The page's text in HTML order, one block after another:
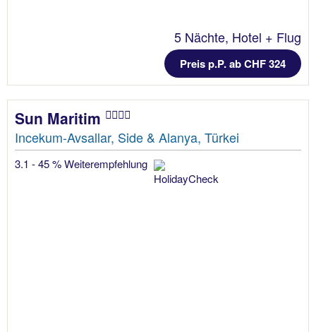
5 Nächte, Hotel + Flug
Preis p.P. ab CHF 324
Sun Maritim
Incekum-Avsallar, Side & Alanya, Türkei
3.1 - 45 % Weiterempfehlung